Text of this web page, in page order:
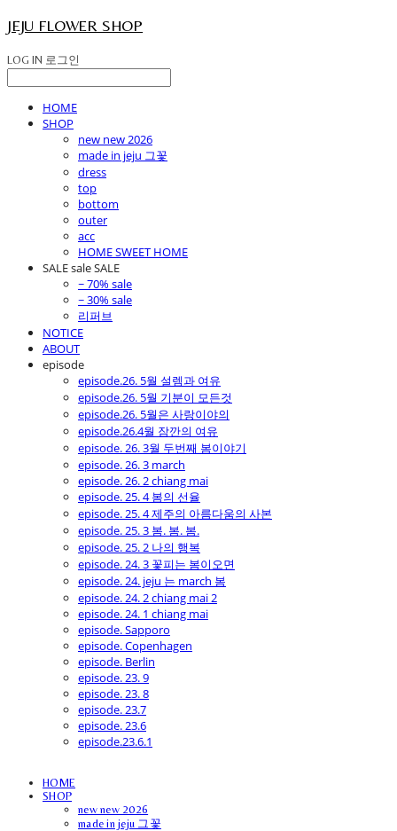
JEJU FLOWER SHOP
LOG IN 로그인
HOME
SHOP
new new 2026
made in jeju 그꽃
dress
top
bottom
outer
acc
HOME SWEET HOME
SALE sale SALE
~ 70% sale
~ 30% sale
리퍼브
NOTICE
ABOUT
episode
episode.26. 5월 설렘과 여유
episode.26. 5월 기분이 모든것
episode.26. 5월은 사랑이야의
episode.26.4월 잠깐의 여유
episode. 26. 3월 두번째 봄이야기
episode. 26. 3 march
episode. 26. 2 chiang mai
episode. 25. 4 봄의 선율
episode. 25. 4 제주의 아름다움의 사본
episode. 25. 3 봄. 봄. 봄.
episode. 25. 2 나의 행복
episode. 24. 3 꽃피는 봄이오면
episode. 24. jeju 는 march 봄
episode. 24. 2 chiang mai 2
episode. 24. 1 chiang mai
episode. Sapporo
episode. Copenhagen
episode. Berlin
episode. 23. 9
episode. 23. 8
episode. 23.7
episode. 23.6
episode.23.6.1
HOME
SHOP
new new 2026
made in jeju 그꽃